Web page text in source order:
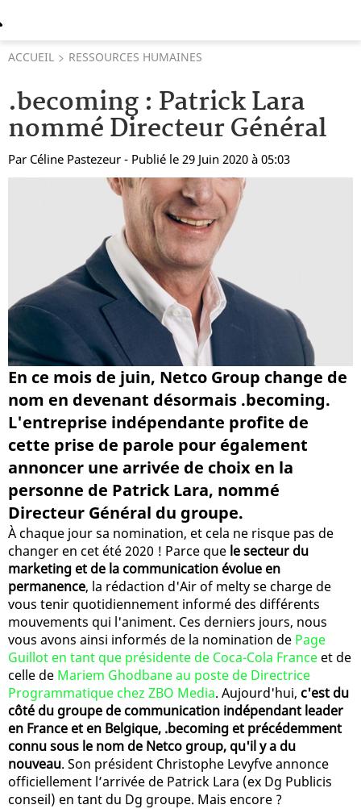
ACCUEIL RESSOURCES HUMAINES
.becoming : Patrick Lara
nommé Directeur Général
Par Céline Pastezeur - Publié le 29 Juin 2020 à 05:03
En ce mois de juin, Netco Group change de
nom en devenant désormais .becoming.
L'entreprise indépendante profite de
cette prise de parole pour également
annoncer une arrivée de choix en la
personne de Patrick Lara, nommé
Directeur Général du groupe.
À chaque jour sa nomination, et cela ne risque pas de
changer en cet été 2020 ! Parce que le secteur du
marketing et de la communication évolue en
permanence, la rédaction d'Air of melty se charge de
vous tenir quotidiennement informé des différents
mouvements qui l'animent. Ces derniers jours, nous
vous avons ainsi informés de la nomination de Page
Guillot en tant que présidente de Coca-Cola France et de
celle de Mariem Ghodbane au poste de Directrice
Programmatique chez ZBO Media. Aujourd'hui, c'est du
côté du groupe de communication indépendant leader
en France et en Belgique, .becoming et précédemment
connu sous le nom de Netco group, qu'il y a du
nouveau. Son président Christophe Levyfve annonce
officiellement l’arrivée de Patrick Lara (ex Dg Publicis
conseil) en tant du Dg groupe. Mais encore ?